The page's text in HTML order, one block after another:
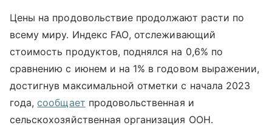
Цены на продовольствие продолжают расти по
всему миру. Индекс FAO, отслеживающий
стоимость продуктов, поднялся на 0,6% по
сравнению с июнем и на 1% в годовом выражении,
достигнув максимальной отметки с начала 2023
года,сообщает продовольственная и
сельскохозяйственная организация ООН.